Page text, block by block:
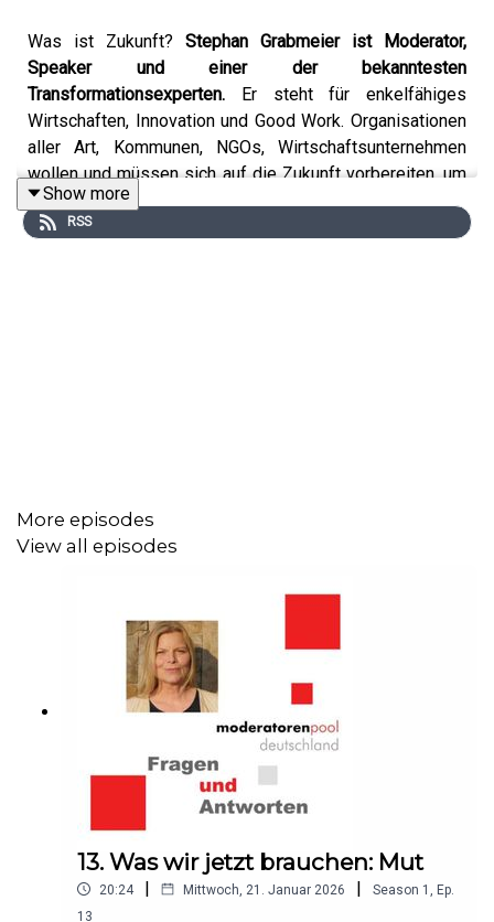
Was ist Zukunft? Stephan Grabmeier ist Moderator,
Speaker und einer der bekanntesten
Transformationsexperten. Er steht für enkelfähiges
Wirtschaften, Innovation und Good Work. Organisationen
aller Art, Kommunen, NGOs, Wirtschaftsunternehmen
wollen und müssen sich auf die Zukunft vorbereiten, um
sich in die richtige Richtung bewegen zu können.
Veränderung beginnt mit einer Zukunftsfrage. Zum
produzieren von etwas, das noch nicht ist? Mit Stephan
Grabmeier auf der Bühne gelingt es. Im Podcast fordert
er zum Mitdenken auf und öffnet unsere
KontaktKatharina Gerlach, GF der
ModeratorInnenvermittlung www.moderatorenpool-
kg@moderatorenpool-deutschland.de
Show more
RSS
More episodes
View all episodes
13. Was wir jetzt brauchen: Mut
20:24 | Mittwoch, 21. Januar 2026 | Season 1 , Ep.
13